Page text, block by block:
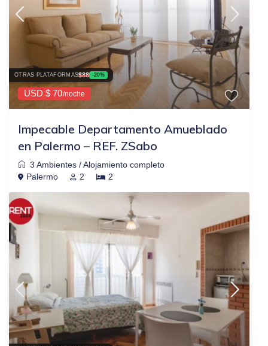
OTRAS PLATAFORMAS$88 -20%
USD $ 70/noche
Impecable Departamento Amueblado
en Palermo – REF. ZSabo
3 Ambientes /Alojamiento completo
Palermo
2 2